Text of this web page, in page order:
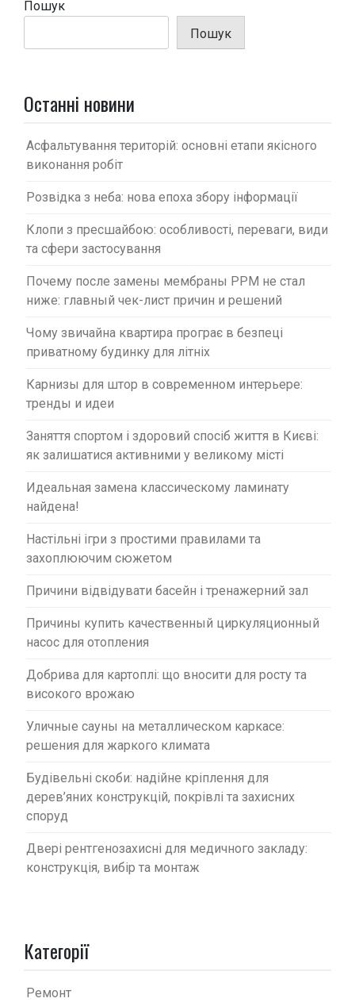
Пошук
Пошук
Останні новини
Асфальтування територій: основні етапи якісного
виконання робіт
Розвідка з неба: нова епоха збору інформації
Клопи з пресшайбою: особливості, переваги, види
та сфери застосування
Почему после замены мембраны PPM не стал
ниже: главный чек-лист причин и решений
Чому звичайна квартира програє в безпеці
приватному будинку для літніх
Карнизы для штор в современном интерьере:
тренды и идеи
Заняття спортом і здоровий спосіб життя в Києві:
як залишатися активними у великому місті
Идеальная замена классическому ламинату
найдена!
Настільні ігри з простими правилами та
захоплюючим сюжетом
Причини відвідувати басейн і тренажерний зал
Причины купить качественный циркуляционный
насос для отопления
Добрива для картоплі: що вносити для росту та
високого врожаю
Уличные сауны на металлическом каркасе:
решения для жаркого климата
Будівельні скоби: надійне кріплення для
дерев’яних конструкцій, покрівлі та захисних
споруд
Двері рентгенозахисні для медичного закладу:
конструкція, вибір та монтаж
Категорії
Ремонт